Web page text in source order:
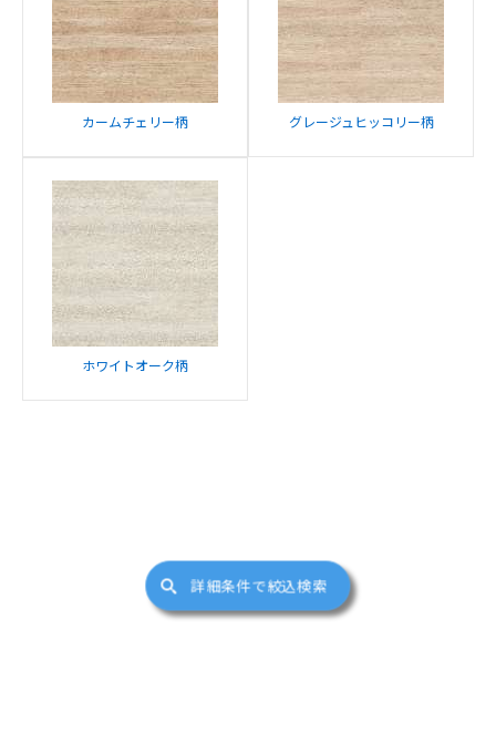
カームチェリー柄 グレージュヒッコリー柄
ホワイトオーク柄
詳細条件で絞込検索